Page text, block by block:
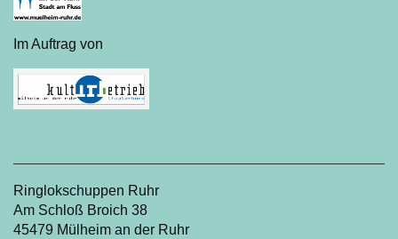
Im Auftrag von
Ringlokschuppen Ruhr
Am Schloß Broich 38
45479 Mülheim an der Ruhr